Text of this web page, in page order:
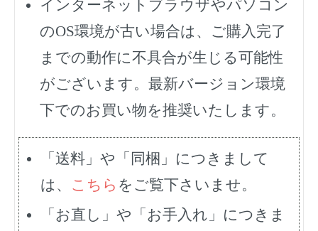
インターネットブラウザやパソコン
のOS環境が古い場合は、ご購入完了
までの動作に不具合が生じる可能性
がございます。最新バージョン環境
下でのお買い物を推奨いたします。
「送料」や「同梱」につきまして
は、
こちら をご覧下さいませ。
「お直し」や「お手入れ」につきま